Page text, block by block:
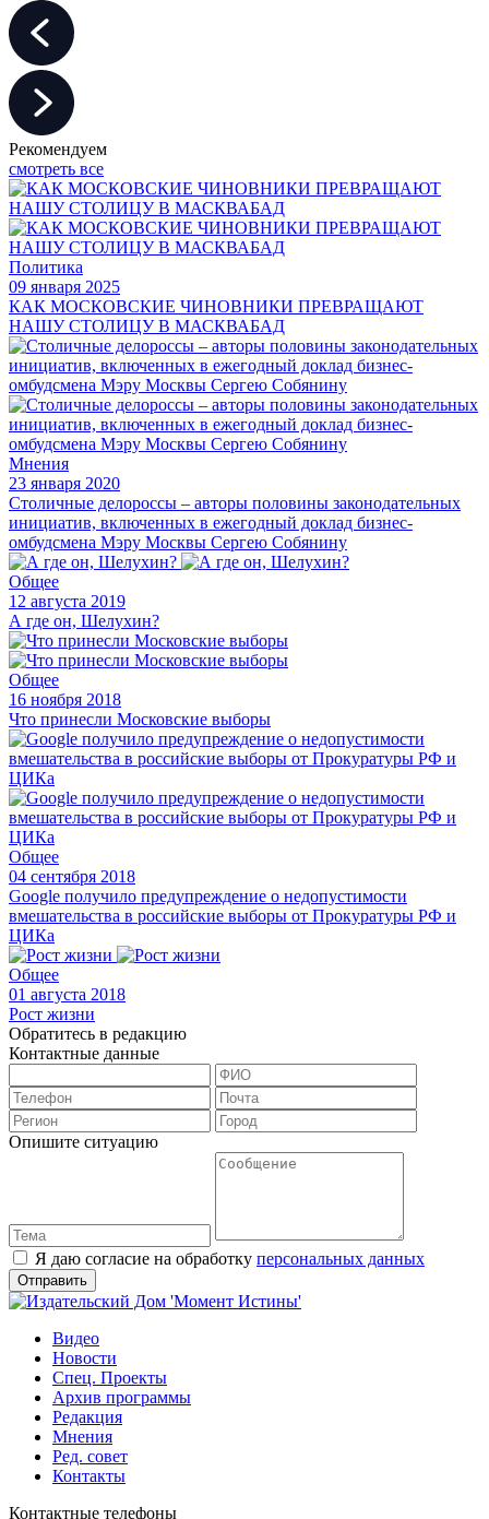
Рекомендуем
смотреть все
Политика
09 января 2025
КАК МОСКОВСКИЕ ЧИНОВНИКИ ПРЕВРАЩАЮТ
НАШУ СТОЛИЦУ В МАСКВАБАД
Мнения
23 января 2020
Столичные делороссы – авторы половины законодательных
инициатив, включенных в ежегодный доклад бизнес-
омбудсмена Мэру Москвы Сергею Собянинy
Общее
12 августа 2019
А где он, Шелухин?
Общее
16 ноября 2018
Что принесли Московские выборы
Общее
04 сентября 2018
Google получило предупреждение о недопустимости
вмешательства в российские выборы от Прокуратуры РФ и
ЦИКа
Общее
01 августа 2018
Рост жизни
Обратитесь в редакцию
Контактные данные
Опишите ситуацию
Я даю согласие на обработку персональных данных
Видео
Новости
Спец. Проекты
Архив программы
Редакция
Мнения
Ред. совет
Контакты
Контактные телефоны